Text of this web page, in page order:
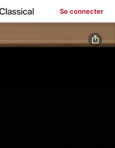
Se connecter